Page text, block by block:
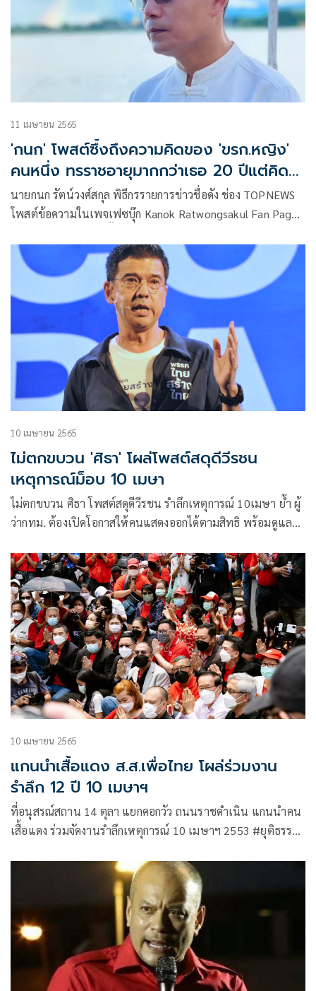
11 เมษายน 2565
'กนก'​ โพสต์ซึ้งถึง​ความคิดของ​ 'ขรก.หญิง'
คนหนึ่ง​ ทรราชอายุมากกว่าเธอ​ 20 ปี​แต่คิดไม่
ได้
นายกนก รัตน์วงศ์สกุล พิธีกรรายการข่าวชื่อดัง ช่อง TOPNEWS
โพสต์ข้อความในเพจเฟซบุ๊ก Kanok Ratwongsakul Fan Page
10 เมษายน 2565
ไม่ตกขบวน 'ศิธา' โผล่โพสต์สดุดีวีรชน
เหตุการณ์ม็อบ 10 เมษา
ไม่ตกขบวน ศิธา โพสต์สดุดีวีรชน รำลึกเหตุการณ์ 10เมษา ย้ำ ผู้
ว่ากทม. ต้องเปิดโอกาสให้คนแสดงออกได้ตามสิทธิ พร้อมดูแล
10 เมษายน 2565
แกนนำเสื้อแดง ส.ส.เพื่อไทย โผล่ร่วมงาน
รำลึก 12 ปี 10 เมษาฯ
ที่อนุสรณ์สถาน 14 ตุลา แยกคอกวัว ถนนราชดำเนิน แกนนำคน
เสื้อแดง ร่วมจัดงานรำลึกเหตุการณ์ 10 เมษาฯ 2553 #ยุติธรรม